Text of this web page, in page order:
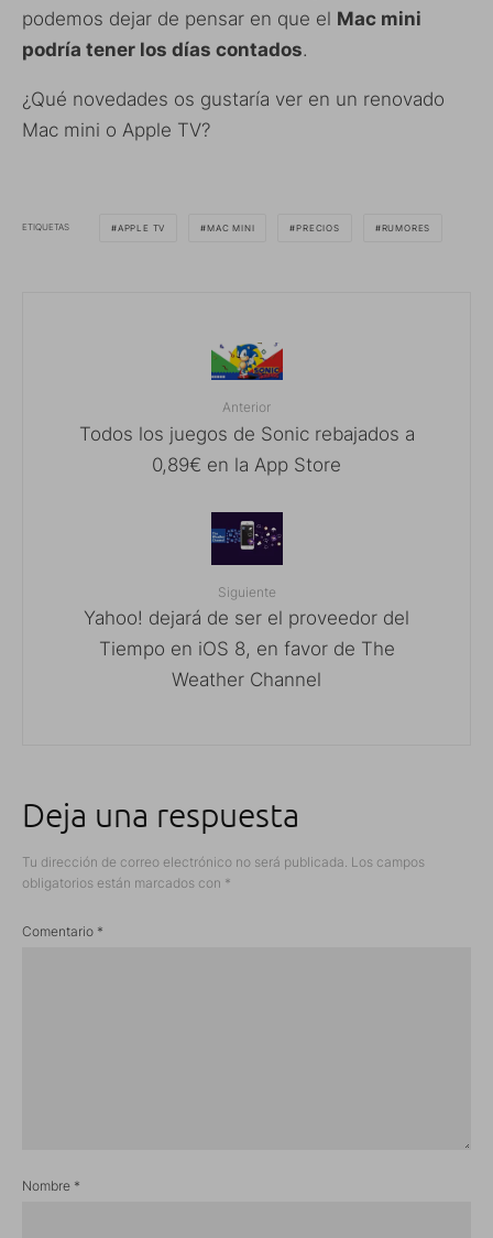
podemos dejar de pensar en que el Mac mini
podría tener los días contados.
¿Qué novedades os gustaría ver en un renovado
Mac mini o Apple TV?
ETIQUETAS APPLE TV MAC MINI PRECIOS RUMORES
Anterior
Todos los juegos de Sonic rebajados a
0,89€ en la App Store
Siguiente
Yahoo! dejará de ser el proveedor del
Tiempo en iOS 8, en favor de The
Weather Channel
Deja una respuesta
Tu dirección de correo electrónico no será publicada. Los campos
obligatorios están marcados con *
Comentario *
Nombre *